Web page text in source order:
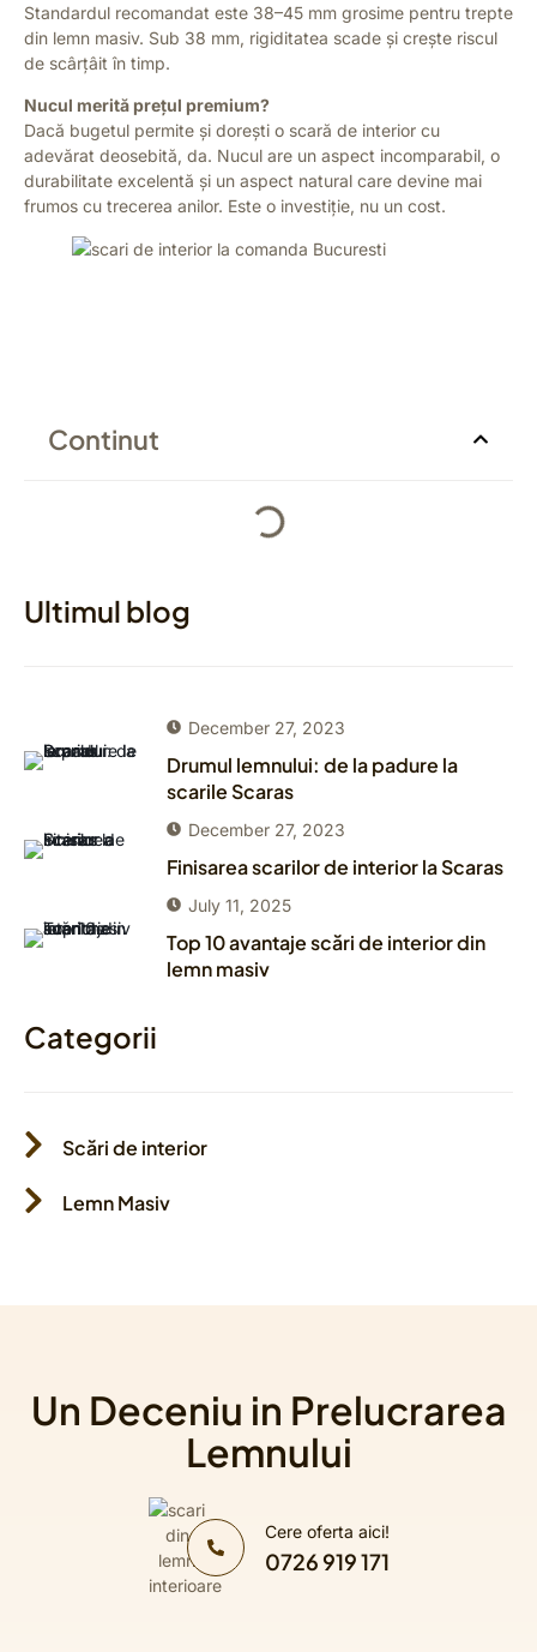
Standardul recomandat este 38–45 mm grosime pentru trepte
din lemn masiv. Sub 38 mm, rigiditatea scade și crește riscul
de scârțâit în timp.
Nucul merită prețul premium?
Dacă bugetul permite și dorești o scară de interior cu
adevărat deosebită, da. Nucul are un aspect incomparabil, o
durabilitate excelentă și un aspect natural care devine mai
frumos cu trecerea anilor. Este o investiție, nu un cost.
Continut
Ultimul blog
December 27, 2023
Drumul lemnului: de la padure la
scarile Scaras
December 27, 2023
Finisarea scarilor de interior la Scaras
July 11, 2025
Top 10 avantaje scări de interior din
lemn masiv
Categorii
Scări de interior
Lemn Masiv
Un Deceniu in Prelucrarea
Lemnului
Cere oferta aici!
0726 919 171